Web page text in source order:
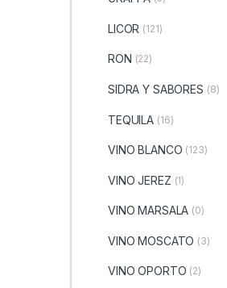
LICOR (121)
RON (22)
SIDRA Y SABORES (8)
TEQUILA (16)
VINO BLANCO (123)
VINO JEREZ (1)
VINO MARSALA (0)
VINO MOSCATO (3)
VINO OPORTO (2)